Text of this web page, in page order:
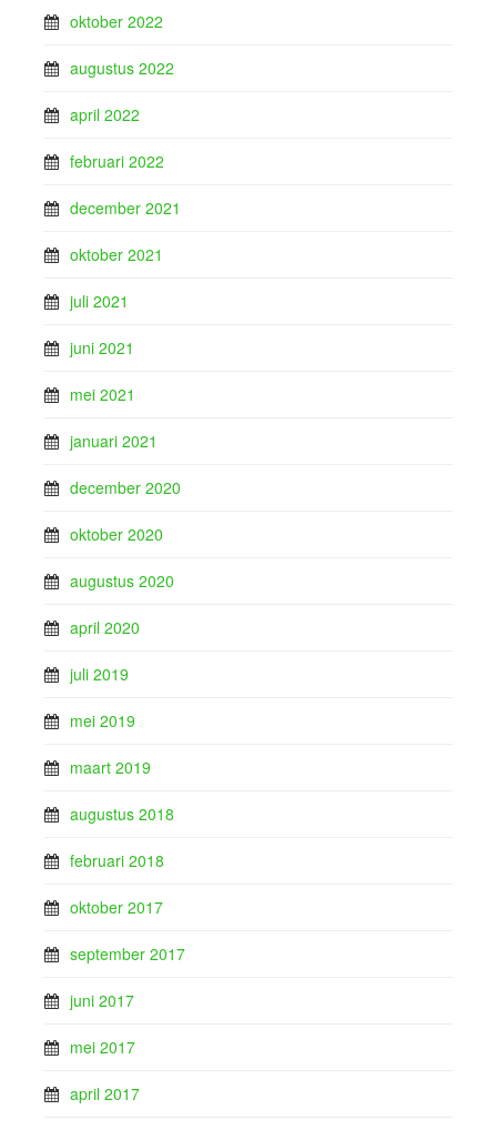
oktober 2022
augustus 2022
april 2022
februari 2022
december 2021
oktober 2021
juli 2021
juni 2021
mei 2021
januari 2021
december 2020
oktober 2020
augustus 2020
april 2020
juli 2019
mei 2019
maart 2019
augustus 2018
februari 2018
oktober 2017
september 2017
juni 2017
mei 2017
april 2017